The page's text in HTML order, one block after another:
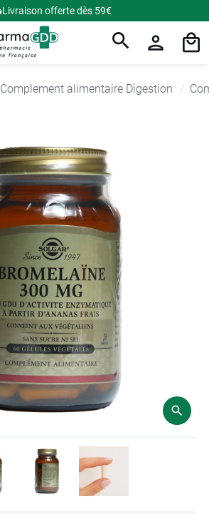
Livraison offerte dès 59€
Complement alimentaire Digestion